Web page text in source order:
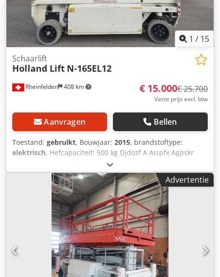
1 / 15
Rheinfelden 408 km
Schaarlift
Holland Lift N-165EL12
€ 15.000€ 25.700
Vaste prijs excl. btw
Aanvragen Bellen
Toestand: gebruikt, Bouwjaar: 2015, brandstoftype:
elektrisch, Hefcapaciteit: 500 kg Djdozf A Aispfx Agpskr
Neem contact op met het gebruikte apparatuurcentrum
voor meer informatie.
Advertentie